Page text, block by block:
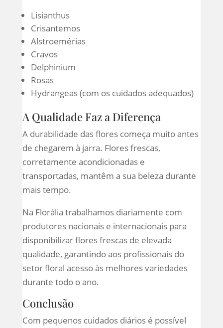
Lisianthus
Crisantemos
Alstroemérias
Cravos
Delphinium
Rosas
Hydrangeas (com os cuidados adequados)
A Qualidade Faz a Diferença
A durabilidade das flores começa muito antes
de chegarem à jarra. Flores frescas,
corretamente acondicionadas e
transportadas, mantêm a sua beleza durante
mais tempo.
Na Florália trabalhamos diariamente com
produtores nacionais e internacionais para
disponibilizar flores frescas de elevada
qualidade, garantindo aos profissionais do
setor floral acesso às melhores variedades
durante todo o ano.
Conclusão
Com pequenos cuidados diários é possível